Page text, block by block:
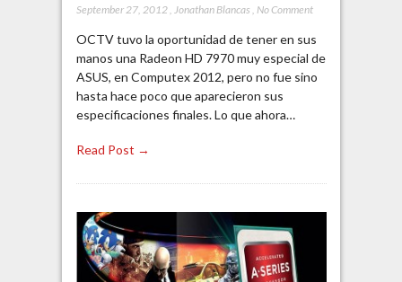
September 27, 2012, Jonathan Blancas , No Comment
OCTV tuvo la oportunidad de tener en sus
manos una Radeon HD 7970 muy especial de
ASUS, en Computex 2012, pero no fue sino
hasta hace poco que aparecieron sus
especificaciones finales. Lo que ahora…
Read Post →